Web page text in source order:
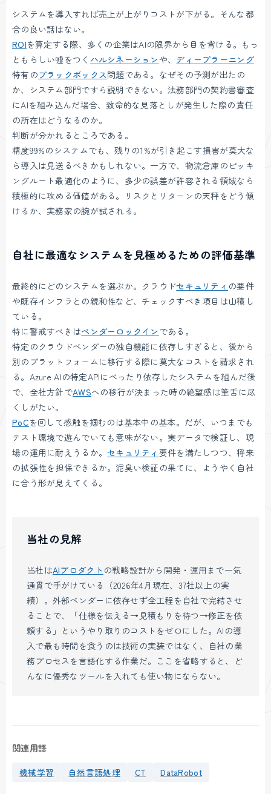
システムを導入すれば売上が上がりコストが下がる。そんな都
合の良い話はない。
ROIを算定する際、多くの企業はAIの限界から目を背ける。もっ
ともらしい嘘をつく ハルシネーションや、 ディープラーニング
特有のブラックボックス問題である。なぜその予測が出たの
か、システム部門ですら説明できない。法務部門の契約書審査
にAIを組み込んだ場合、致命的な見落としが発生した際の責任
の所在はどうなるのか。
判断が分かれるところである。
精度99%のシステムでも、残りの1%が引き起こす損害が莫大な
ら導入は見送るべきかもしれない。一方で、物流倉庫のピッキ
ングルート最適化のように、多少の誤差が許容される領域なら
積極的に攻める価値がある。リスクとリターンの天秤をどう傾
けるか、実務家の腕が試される。
自社に最適なシステムを見極めるための評価基準
最終的にどのシステムを選ぶか。クラウドセキュリティ の要件
や既存インフラとの親和性など、チェックすべき項目は山積し
ている。
特に警戒すべきはベンダーロックイン である。
特定のクラウドベンダーの独自機能に依存しすぎると、後から
別のプラットフォームに移行する際に莫大なコストを請求され
る。Azure AIの特定APIにべったり依存したシステムを組んだ後
で、全社方針でAWSへの移行が決まった時の絶望感は筆舌に尽
くしがたい。
PoCを回して感触を掴むのは基本中の基本。だが、いつまでも
テスト環境で遊んでいても意味がない。実データで検証し、現
場の運用に耐えうるか。セキュリティ 要件を満たしつつ、将来
の拡張性を担保できるか。泥臭い検証の果てに、ようやく自社
に合う形が見えてくる。
当社の見解
当社はAIプロダクト の戦略設計から開発・運用まで一気
通貫で手がけている（2026年4月現在、37社以上の実
績）。外部ベンダーに依存せず全工程を自社で完結させ
ることで、「仕様を伝える→見積もりを待つ→修正を依
頼する」というやり取りのコストをゼロにした。AIの導
入で最も時間を食うのは技術の実装ではなく、自社の業
務プロセスを言語化する作業だ。ここを省略すると、ど
んなに優秀なツールを入れても使い物にならない。
関連用語
機械学習 自然言語処理 CT DataRobot